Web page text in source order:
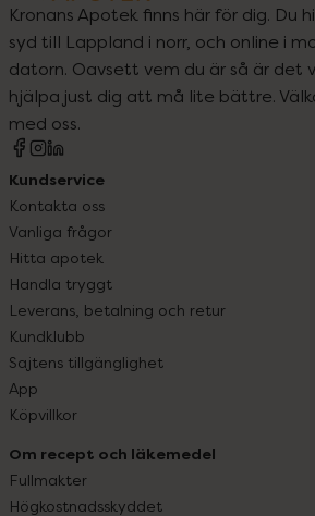
Kronans Apotek finns här för dig. Du
syd till Lappland i norr, och online i
datorn. Oavsett vem du är så är det
hjälpa just dig att må lite bättre.
med oss.
Kundservice
Kontakta oss
Vanliga frågor
Hitta apotek
Handla tryggt
Leverans, betalning och retur
Kundklubb
Sajtens tillgänglighet
App
Köpvillkor
Om recept och läkemedel
Fullmakter
Högkostnadsskyddet